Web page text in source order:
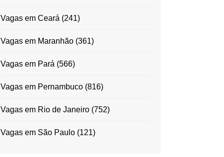
Vagas em Ceará (241)
Vagas em Maranhão(361)
Vagas em Pará (566)
Vagas em Pernambuco(816)
Vagas em Rio de Janeiro(752)
Vagas em São Paulo(121)